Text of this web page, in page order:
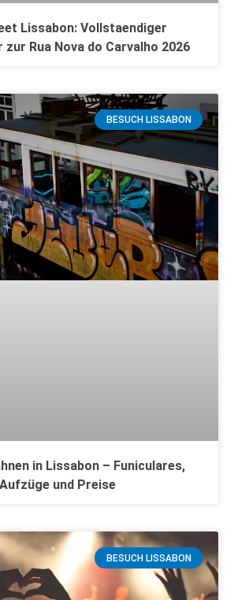
Lissabon: Vollstaendiger
zur Rua Nova do Carvalho 2026
BESUCH LISSABON
in Lissabon – Funiculares,
Aufzüge und Preise
BESUCH LISSABON